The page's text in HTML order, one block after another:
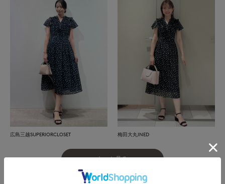
広島三越SUPERIORCLOSET 梅田大丸INED
もっと見る